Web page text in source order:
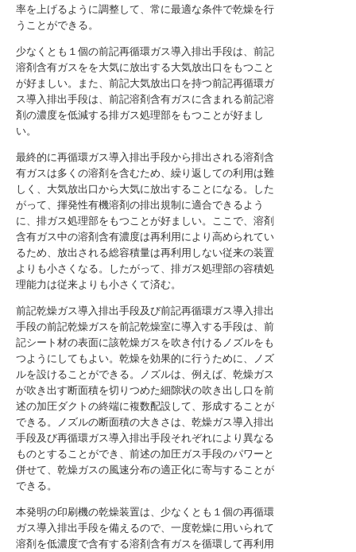
率を上げるように調整して、常に最適な条件で乾燥を行
うことができる。
少なくとも１個の前記再循環ガス導入排出手段は、前記
溶剤含有ガスをを大気に放出する大気放出口をもつこと
が好ましい。また、前記大気放出口を持つ前記再循環ガ
ス導入排出手段は、前記溶剤含有ガスに含まれる前記溶
剤の濃度を低減する排ガス処理部をもつことが好まし
い。
最終的に再循環ガス導入排出手段から排出される溶剤含
有ガスは多くの溶剤を含むため、繰り返しての利用は難
しく、大気放出口から大気に放出することになる。した
がって、揮発性有機溶剤の排出規制に適合できるよう
に、排ガス処理部をもつことが好ましい。ここで、溶剤
含有ガス中の溶剤含有濃度は再利用により高められてい
るため、放出される総容積量は再利用しない従来の装置
よりも小さくなる。したがって、排ガス処理部の容積処
理能力は従来よりも小さくて済む。
前記乾燥ガス導入排出手段及び前記再循環ガス導入排出
手段の前記乾燥ガスを前記乾燥室に導入する手段は、前
記シート材の表面に該乾燥ガスを吹き付けるノズルをも
つようにしてもよい。乾燥を効果的に行うために、ノズ
ルを設けることができる。ノズルは、例えば、乾燥ガス
が吹き出す断面積を切りつめた細隙状の吹き出し口を前
述の加圧ダクトの終端に複数配設して、形成することが
できる。ノズルの断面積の大きさは、乾燥ガス導入排出
手段及び再循環ガス導入排出手段それぞれにより異なる
ものとすることができ、前述の加圧ガス手段のパワーと
併せて、乾燥ガスの風速分布の適正化に寄与することが
できる。
本発明の印刷機の乾燥装置は、少なくとも１個の再循環
ガス導入排出手段を備えるので、一度乾燥に用いられて
溶剤を低濃度で含有する溶剤含有ガスを循環して再利用